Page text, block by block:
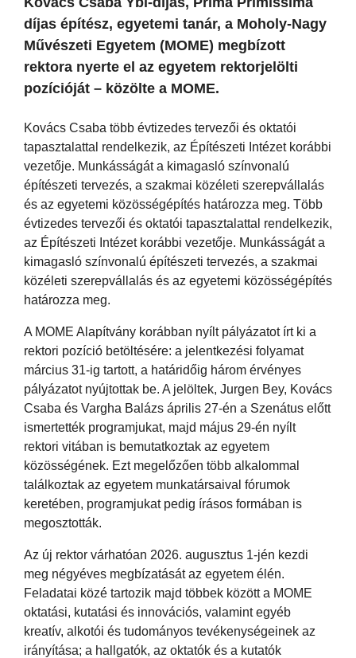
díjas építész, egyetemi tanár, a Moholy-Nagy
Művészeti Egyetem (MOME) megbízott
rektora nyerte el az egyetem rektorjelölti
pozícióját – közölte a MOME.
Kovács Csaba több évtizedes tervezői és oktatói
tapasztalattal rendelkezik, az Építészeti Intézet korábbi
vezetője. Munkásságát a kimagasló színvonalú
építészeti tervezés, a szakmai közéleti szerepvállalás
és az egyetemi közösségépítés határozza meg. Több
évtizedes tervezői és oktatói tapasztalattal rendelkezik,
az Építészeti Intézet korábbi vezetője. Munkásságát a
kimagasló színvonalú építészeti tervezés, a szakmai
közéleti szerepvállalás és az egyetemi közösségépítés
határozza meg.
A MOME Alapítvány korábban nyílt pályázatot írt ki a
rektori pozíció betöltésére: a jelentkezési folyamat
március 31-ig tartott, a határidőig három érvényes
pályázatot nyújtottak be. A jelöltek, Jurgen Bey, Kovács
Csaba és Vargha Balázs április 27-én a Szenátus előtt
ismertették programjukat, majd május 29-én nyílt
rektori vitában is bemutatkoztak az egyetem
közösségének. Ezt megelőzően több alkalommal
találkoztak az egyetem munkatársaival fórumok
keretében, programjukat pedig írásos formában is
megosztották.
Az új rektor várhatóan 2026. augusztus 1-jén kezdi
meg négyéves megbízatását az egyetem élén.
Feladatai közé tartozik majd többek között a MOME
oktatási, kutatási és innovációs, valamint egyéb
kreatív, alkotói és tudományos tevékenységeinek az
irányítása; a hallgatók, az oktatók és a kutatók